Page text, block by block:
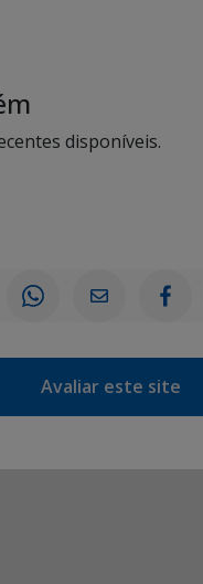
disponíveis.
Avaliar este site